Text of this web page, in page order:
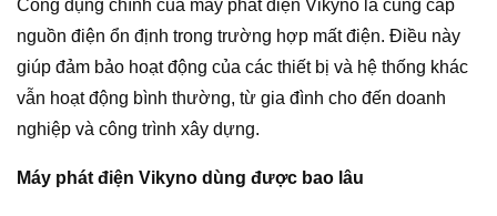
Công dụng chính của máy phát điện Vikyno là cung cấp
nguồn điện ổn định trong trường hợp mất điện. Điều này
giúp đảm bảo hoạt động của các thiết bị và hệ thống khác
vẫn hoạt động bình thường, từ gia đình cho đến doanh
nghiệp và công trình xây dựng.
Máy phát điện Vikyno dùng được bao lâu